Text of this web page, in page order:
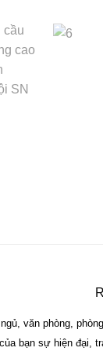
văn phòng,
bạn sự hiện đại,